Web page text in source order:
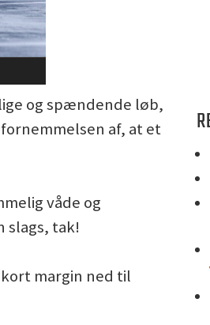
og spændende løb,
af, at et
våde og
slags, tak!
margin ned til